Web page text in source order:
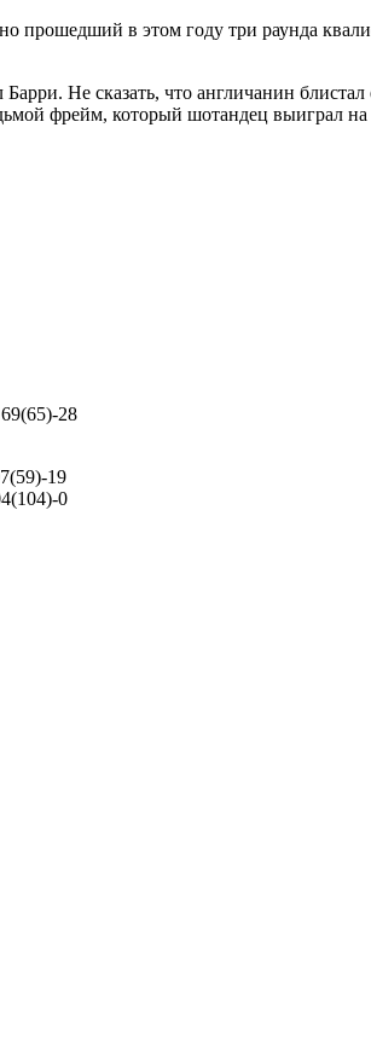
в этом году три раунда
Не сказать, что англичанин
фрейм, который шотандец выиграл
28
19
0